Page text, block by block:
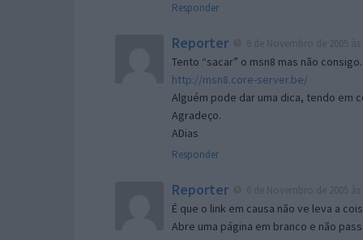
Responder
Reporter
Tento “sacar” o msn8 mas não
http://msn8.core-server.be/
Alguém pode dar uma dica, tendo em
Agradeço.
ADias
Responder
Reporter
É que o link em causa não ve leva a
Abre uma página em branco e não